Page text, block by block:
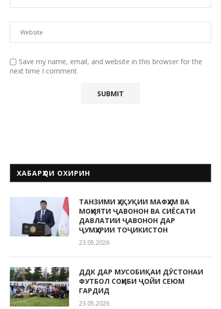
Save my name, email, and website in this browser for the
next time I comment.
ХАБАРҲОИ ОХИРИН
ТАНЗИМИ ҲУҚУҚИИ МАФҲУМ ВА
МОҲИЯТИ ҶАВОНОН ВА СИЁСАТИ
ДАВЛАТИИ ҶАВОНОН ДАР
ҶУМҲУРИИ ТОҶИКИСТОН
23.05.2026
ДДК ДАР МУСОБИҚАИ ДӮСТОНАИ
ФУТБОЛ СОҲИБИ ҶОЙИ СЕЮМ
ГАРДИД
23.05.2026